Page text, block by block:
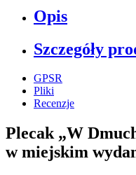
Opis
Szczegóły
GPSR
Pliki
Recenzje
Plecak „W
w miejskim